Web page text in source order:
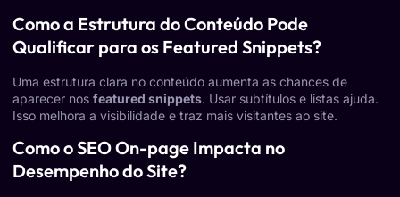
Como a Estrutura do Conteúdo Pode
Qualificar para os Featured Snippets?
Uma estrutura clara no conteúdo aumenta as chances de
aparecer nos featured snippets. Usar subtítulos e listas ajuda.
Isso melhora a visibilidade e traz mais visitantes ao site.
Como o SEO On-page Impacta no
Desempenho do Site?